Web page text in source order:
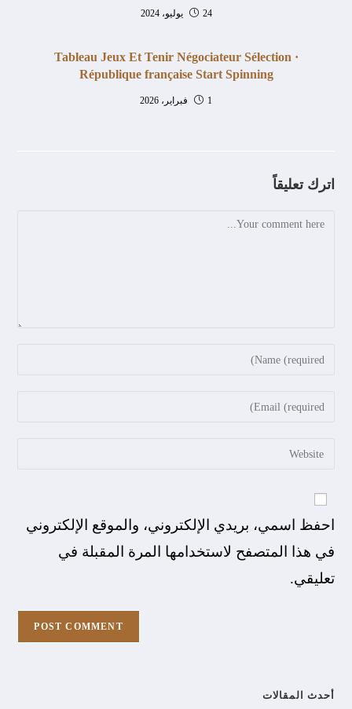
24 يوليو، 2024
Tableau Jeux Et Tenir Négociateur Sélection ·
République française Start Spinning
1 فبراير، 2026
اترك تعليقاً
احفظ اسمي، بريدي الإلكتروني، والموقع الإلكتروني
في هذا المتصفح لاستخدامها المرة المقبلة في
تعليقي.
أحدث المقالات